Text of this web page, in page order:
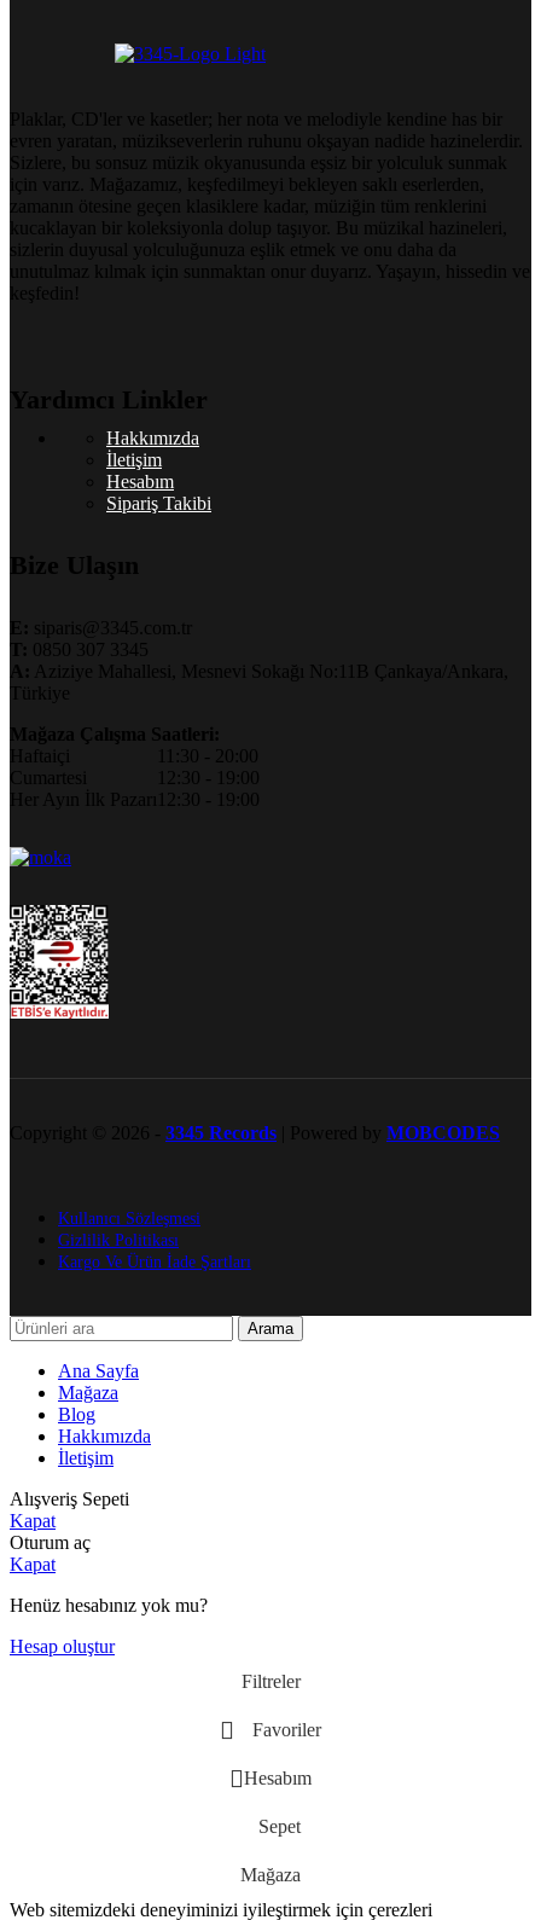
Plaklar, CD'ler ve kasetler; her nota ve melodiyle kendine has bir
evren yaratan, müzikseverlerin ruhunu okşayan nadide hazinelerdir.
Sizlere, bu sonsuz müzik okyanusunda eşsiz bir yolculuk sunmak
için varız. Mağazamız, keşfedilmeyi bekleyen saklı eserlerden,
zamanın ötesine geçen klasiklere kadar, müziğin tüm renklerini
kucaklayan bir koleksiyonla dolup taşıyor. Bu müzikal hazineleri,
sizlerin duyusal yolculuğunuza eşlik etmek ve onu daha da
unutulmaz kılmak için sunmaktan onur duyarız. Yaşayın, hissedin ve
keşfedin!
Yardımcı Linkler
Hakkımızda
İletişim
Hesabım
Sipariş Takibi
Bize Ulaşın
E: siparis@3345.com.tr
T: 0850 307 3345
A: Aziziye Mahallesi, Mesnevi Sokağı No:11B Çankaya/Ankara,
Türkiye
Mağaza Çalışma Saatleri:
Haftaiçi
Cumartesi
Her Ayın İlk Pazarı
11:30 - 20:00
12:30 - 19:00
12:30 - 19:00
Copyright © 2026 - 3345 Records | Powered by MOBCODES
Kullanıcı Sözleşmesi
Gizlilik Politikası
Kargo Ve Ürün İade Şartları
Arama
Ana Sayfa
Mağaza
Blog
Hakkımızda
İletişim
Alışveriş Sepeti
Kapat
Oturum aç
Kapat
Henüz hesabınız yok mu?
Hesap oluştur
Filtreler
Favoriler
Hesabım
Sepet
Mağaza
Web sitemizdeki deneyiminizi iyileştirmek için çerezleri